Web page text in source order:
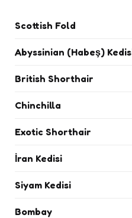
Scottish Fold
Abyssinian (Habeş)
British Shorthair
Chinchilla
Exotic Shorthair
İran Kedisi
Siyam Kedisi
Bombay